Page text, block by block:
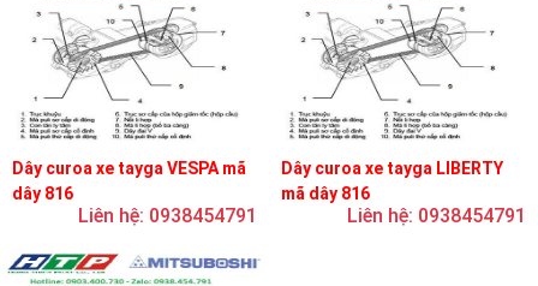
Dây curoa xe tayga VESPA mã
dây 816
Liên hệ: 0938454791
Dây curoa xe tayga LIBERTY
mã dây 816
Liên hệ: 0938454791